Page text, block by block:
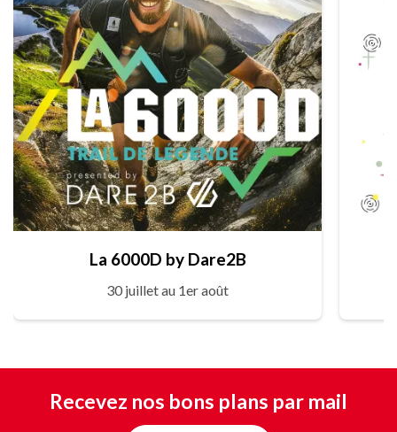
La 6000D by Dare2B
30 juillet au 1er août
Recevez nos bons plans par mail